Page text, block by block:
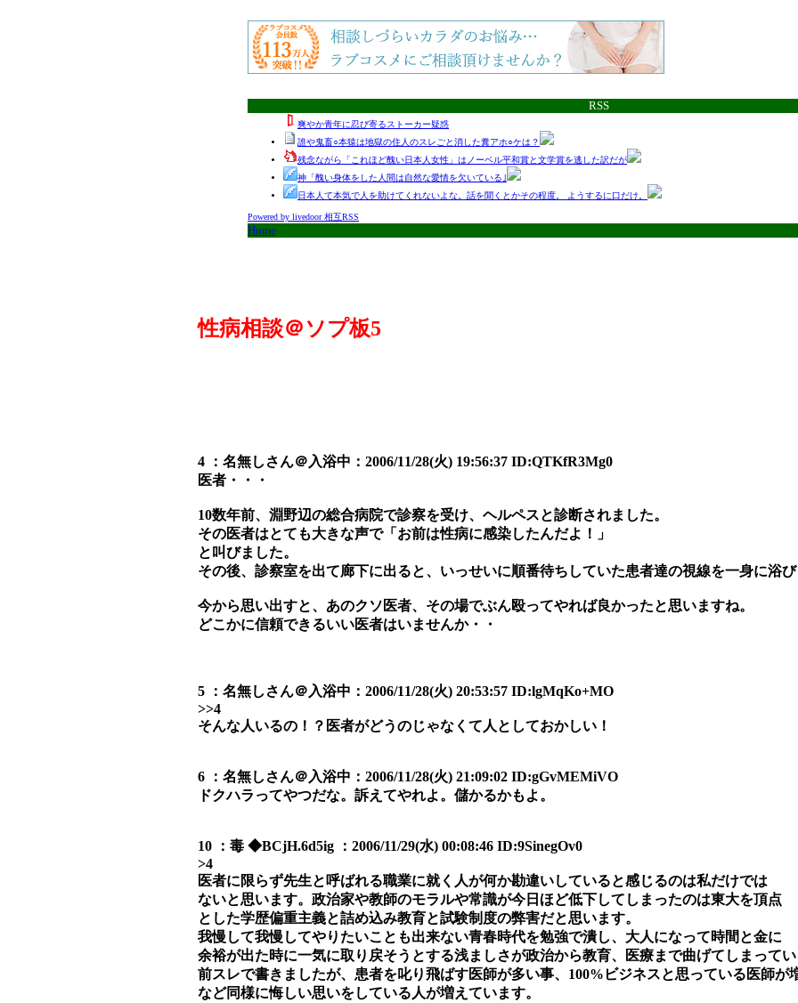
RSS
爽やか青年に忍び寄るストーカー疑惑
誰や鬼畜○本猿は地獄の住人のスレごと消した糞アホ○ケは？
残念ながら「これほど醜い日本人女性」はノーベル平和賞と文学賞を逃した訳だが
神「醜い身体をした人間は自然な愛情を欠いている｣
日本人て本気で人を助けてくれないよな。話を聞くとかその程度。 ようするに口だけ。
Powered by livedoor 相互RSS
Home
性病相談＠ソプ板5
4 ：名無しさん＠入浴中：2006/11/28(火) 19:56:37 ID:QTKfR3Mg0
医者・・・
10数年前、淵野辺の総合病院で診察を受け、ヘルペスと診断されました。
その医者はとても大きな声で「お前は性病に感染したんだよ！」
と叫びました。
その後、診察室を出て廊下に出ると、いっせいに順番待ちしていた患者達の視線を一身に浴
今から思い出すと、あのクソ医者、その場でぶん殴ってやれば良かったと思いますね。
どこかに信頼できるいい医者はいませんか・・
5 ：名無しさん＠入浴中：2006/11/28(火) 20:53:57 ID:lgMqKo+MO
>>4
そんな人いるの！？医者がどうのじゃなくて人としておかしい！
6 ：名無しさん＠入浴中：2006/11/28(火) 21:09:02 ID:gGvMEMiVO
ドクハラってやつだな。訴えてやれよ。儲かるかもよ。
10 ：毒 ◆BCjH.6d5ig ：2006/11/29(水) 00:08:46 ID:9SinegOv0
>4
医者に限らず先生と呼ばれる職業に就く人が何か勘違いしていると感じるのは私だけでは
ないと思います。政治家や教師のモラルや常識が今日ほど低下してしまったのは東大を頂点
とした学歴偏重主義と詰め込み教育と試験制度の弊害だと思います。
我慢して我慢してやりたいことも出来ない青春時代を勉強で潰し、大人になって時間と金に
余裕が出た時に一気に取り戻そうとする浅ましさが政治から教育、医療まで曲げてしまって
前スレで書きましたが、患者を叱り飛ばす医師が多い事、100%ビジネスと思っている医師が
など同様に悔しい思いをしている人が増えています。